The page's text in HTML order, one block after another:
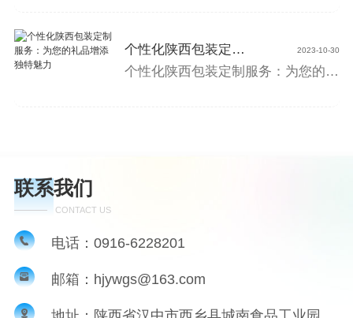
个性化陕西包装定制服务：为您的礼品增添独特魅力 2023-10-30
个性化陕西包装定制服务：为您的礼品增添独特魅力大家好！作为企业网站内容编辑，..我要向大家介绍一项精彩的服务——个性化陕西包装定制。您是否曾为送礼而犯愁？在这个特殊的时刻，我们都希望能给予对方一份独特的礼物，来表达我们的真挚情感。那么，为何不选择个性化陕西包装定制服务呢？它将为您的礼品增添独特魅力，让您的心意更加显得独
联系我们
CONTACT US
电话：0916-6228201
邮箱：hjywgs@163.com